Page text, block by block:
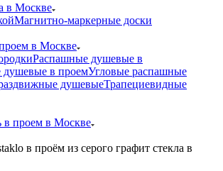
в Москве
Магнитно-маркерные доски
в Москве
Распашные душевые в
душевые в проемУгловые распашные
душевыеТрапециевидные
в проем в Москве
в проём из серого графит стекла в